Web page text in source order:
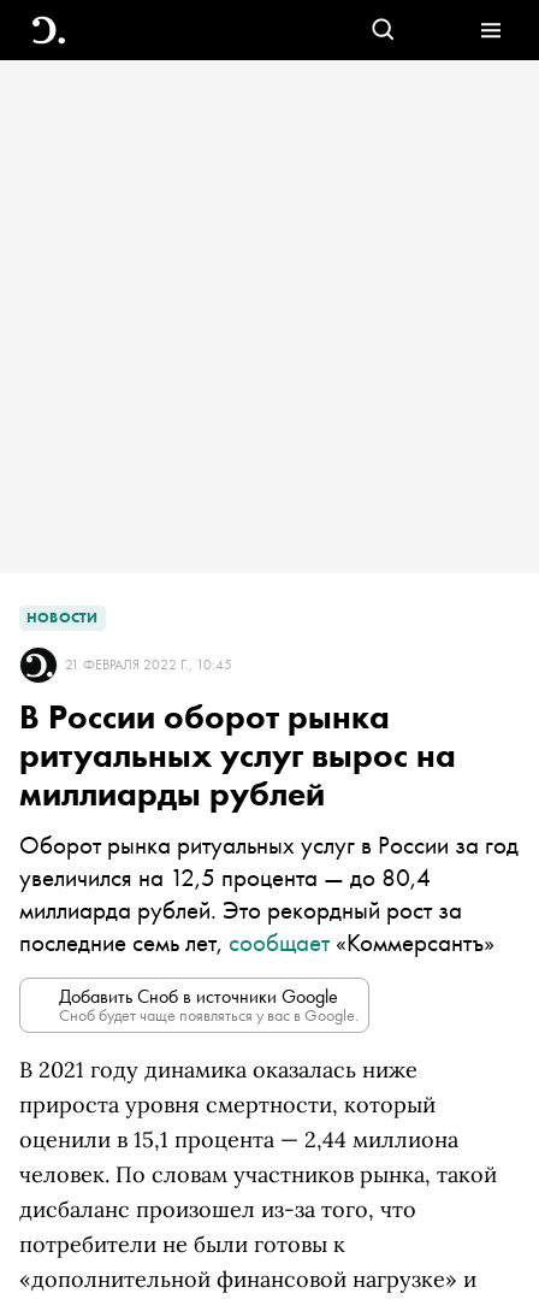
НОВОСТИ
21 ФЕВРАЛЯ 2022 Г., 10:45
В России оборот рынка
ритуальных услуг вырос на
миллиарды рублей
Оборот рынка ритуальных услуг в России за год
увеличился на 12,5 процента — до 80,4
миллиарда рублей. Это рекордный рост за
последние семь лет, сообщает«Коммерсантъ»
Добавить Сноб в источники Google
Сноб будет чаще появляться у вас в Google.
В 2021 году динамика оказалась ниже
прироста уровня смертности, который
оценили в 15,1 процента — 2,44 миллиона
человек. По словам участников рынка, такой
дисбаланс произошел из-за того, что
потребители не были готовы к
«дополнительной финансовой нагрузке» и